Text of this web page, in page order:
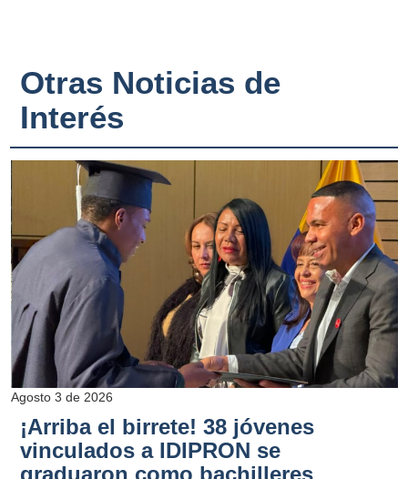
Otras Noticias de
Interés
Agosto 3 de 2026
¡Arriba el birrete! 38 jóvenes
vinculados a IDIPRON se
graduaron como bachilleres